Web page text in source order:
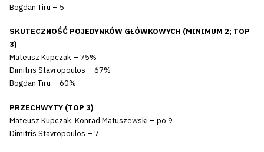
Bogdan Tiru – 5
SKUTECZNOŚĆ POJEDYNKÓW GŁÓWKOWYCH (MINIMUM 2; TOP
3)
Mateusz Kupczak – 75%
Dimitris Stavropoulos – 67%
Bogdan Tiru – 60%
PRZECHWYTY (TOP 3)
Mateusz Kupczak, Konrad Matuszewski – po 9
Dimitris Stavropoulos – 7